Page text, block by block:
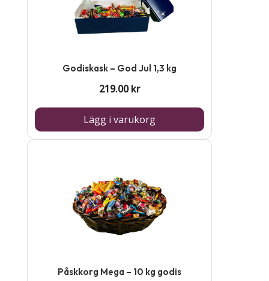
Godiskask – God Jul 1,3 kg
219.00kr
Lägg i varukorg
Påskkorg Mega – 10 kg godis
produkten